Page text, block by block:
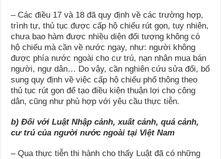
– Các điều 17 và 18 đã quy định về các trường hợp,
trình tự, thủ tục được cấp hộ chiếu rút gọn, tuy nhiên,
chưa bao hàm được nhiều diện đối tượng không có
hộ chiếu mà cần về nước ngay, như: người không
được phía nước ngoài cho cư trú, nạn nhân mua bán
người, ngư dân… Do vậy, cần nghiên cứu sửa đổi, bổ
sung quy định về việc cấp hộ chiếu phổ thông theo
thủ tục rút gọn để tạo điều kiện thuận lợi cho công
dân, cũng như phù hợp với yêu cầu thực tiễn.
b) Đối với Luật Nhập cảnh, xuất cảnh, quá cảnh,
cư trú của người nước ngoài tại Việt Nam
– Qua thực tiễn thi hành cho thấy Luật đã có những